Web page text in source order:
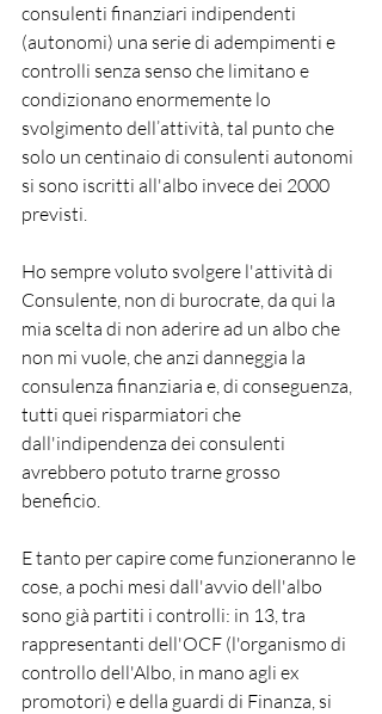
consulenti finanziari indipendenti
(autonomi) una serie di adempimenti e
controlli senza senso che limitano e
condizionano enormemente lo
svolgimento dell’attività, tal punto che
solo un centinaio di consulenti autonomi
si sono iscritti all'albo invece dei 2000
previsti.
Ho sempre voluto svolgere l'attività di
Consulente, non di burocrate, da qui la
mia scelta di non aderire ad un albo che
non mi vuole, che anzi danneggia la
consulenza finanziaria e, di conseguenza,
tutti quei risparmiatori che
dall'indipendenza dei consulenti
avrebbero potuto trarne grosso
beneficio.
E tanto per capire come funzioneranno le
cose, a pochi mesi dall'avvio dell'albo
sono già partiti i controlli: in 13, tra
rappresentanti dell'OCF (l'organismo di
controllo dell'Albo, in mano agli ex
promotori) e della guardi di Finanza, si